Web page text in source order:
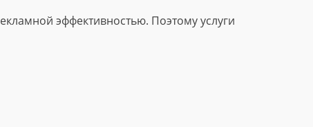
эффективностью. Поэтому услуги